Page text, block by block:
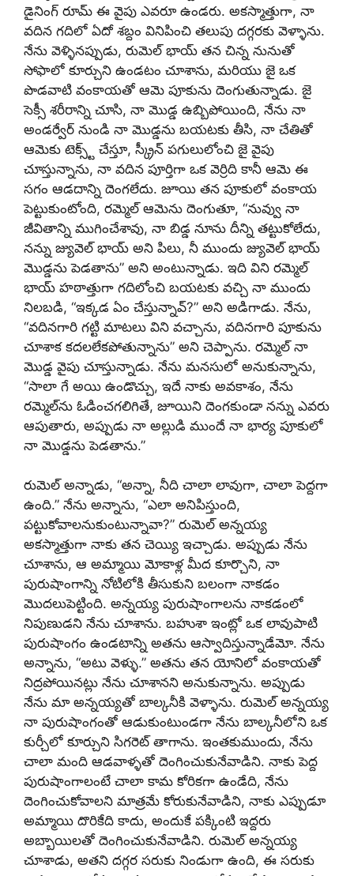
డైనింగ్ రూమ్ ఈ వైపు ఎవరూ ఉండరు. అకస్మాత్తుగా, నా
వదిన గదిలో ఏదో శబ్దం వినిపించి తలుపు దగ్గరకు వెళ్ళాను.
నేను వెళ్ళినప్పుడు, రుమెల్ భాయ్ తన చిన్న నునుతో
సోఫాలో కూర్చుని ఉండటం చూశాను, మరియు జై ఒక
పొడవాటి వంకాయతో ఆమె పూకును దెంగుతున్నాడు. జై
సెక్సీ శరీరాన్ని చూసి, నా మొడ్డ ఉబ్బిపోయింది, నేను నా
అండర్వేర్ నుండి నా మొడ్డను బయటకు తీసి, నా చేతితో
ఆమెకు టెక్స్ట్ చేస్తూ, స్క్రీన్ పగులులోంచి జై వైపు
చూస్తున్నాను, నా వదిన పూర్తిగా ఒక వెర్రిది కానీ ఆమె ఈ
సగం ఆడదాన్ని దెంగలేదు. జూయి తన పూకులో వంకాయ
పెట్టుకుంటోంది, రమ్మెల్ ఆమెను దెంగుతూ, “నువ్వు నా
జీవితాన్ని ముగించేశావు, నా బిడ్డ నూను దీన్ని తట్టుకోలేదు,
నన్ను జ్యువెల్ భాయ్ అని పిలు, నీ ముందు జ్యువెల్ భాయ్
మొడ్డను పెడతాను” అని అంటున్నాడు. ఇది విని రమ్మెల్
భాయ్ హఠాత్తుగా గదిలోంచి బయటకు వచ్చి నా ముందు
నిలబడి, “ఇక్కడ ఏం చేస్తున్నావ్?” అని అడిగాడు. నేను,
“వదినగారి గట్టి మాటలు విని వచ్చాను, వదినగారి పూకును
చూశాక కదలలేకపోతున్నాను” అని చెప్పాను. రమ్మెల్ నా
మొడ్డ వైపు చూస్తున్నాడు. నేను మనసులో అనుకున్నాను,
“సాలా గే అయి ఉండొచ్చు, ఇదే నాకు అవకాశం, నేను
రమ్మెల్‌ను ఓడించగలిగితే, జూయిని దెంగకుండా నన్ను ఎవరు
ఆపుతారు, అప్పుడు నా అల్లుడి ముందే నా భార్య పూకులో
నా మొడ్డను పెడతాను.”
రుమెల్ అన్నాడు, “అన్నా, నీది చాలా లావుగా, చాలా పెద్దగా
ఉంది.” నేను అన్నాను, “ఎలా అనిపిస్తుంది,
పట్టుకోవాలనుకుంటున్నావా?” రుమెల్ అన్నయ్య
అకస్మాత్తుగా నాకు తన చెయ్యి ఇచ్చాడు. అప్పుడు నేను
చూశాను, ఆ అమ్మాయి మోకాళ్ల మీద కూర్చొని, నా
పురుషాంగాన్ని నోటిలోకి తీసుకుని బలంగా నాకడం
మొదలుపెట్టింది. అన్నయ్య పురుషాంగాలను నాకడంలో
నిపుణుడని నేను చూశాను. బహుశా ఇంట్లో ఒక లావుపాటి
పురుషాంగం ఉండటాన్ని అతను ఆస్వాదిస్తున్నాడేమో. నేను
అన్నాను, “అటు వెళ్ళు.” అతను తన యోనిలో వంకాయతో
నిద్రపోయినట్లు నేను చూశానని అనుకున్నాను. అప్పుడు
నేను మా అన్నయ్యతో బాల్కనీకి వెళ్ళాను. రుమెల్ అన్నయ్య
నా పురుషాంగంతో ఆడుకుంటుండగా నేను బాల్కనీలోని ఒక
కుర్చీలో కూర్చుని సిగరెట్ తాగాను. ఇంతకుముందు, నేను
చాలా మంది ఆడవాళ్ళతో దెంగించుకునేవాడిని. నాకు పెద్ద
పురుషాంగాలంటే చాలా కామ కోరికగా ఉండేది, నేను
దెంగించుకోవాలని మాత్రమే కోరుకునేవాడిని, నాకు ఎప్పుడూ
అమ్మాయి దొరికేది కాదు, అందుకే పక్కింటి ఇద్దరు
అబ్బాయిలతో దెంగించుకునేవాడిని. రుమెల్ అన్నయ్య
చూశాడు, అతని దగ్గర సరుకు నిండుగా ఉంది, ఈ సరుకు